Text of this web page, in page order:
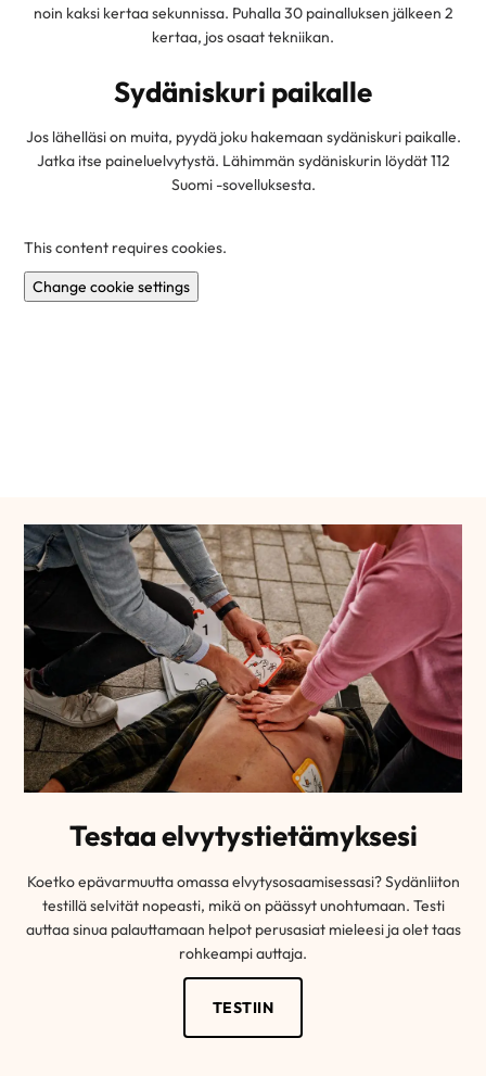
noin kaksi kertaa sekunnissa. Puhalla 30 painalluksen jälkeen 2
kertaa, jos osaat tekniikan.
Sydäniskuri paikalle
Jos lähelläsi on muita, pyydä joku hakemaan sydäniskuri paikalle.
Jatka itse paineluelvytystä. Lähimmän sydäniskurin löydät 112
Suomi -sovelluksesta.
This content requires cookies.
Change cookie settings
Testaa elvytystietämyksesi
Koetko epävarmuutta omassa elvytysosaamisessasi? Sydänliiton
testillä selvität nopeasti, mikä on päässyt unohtumaan. Testi
auttaa sinua palauttamaan helpot perusasiat mieleesi ja olet taas
rohkeampi auttaja.
TESTIIN